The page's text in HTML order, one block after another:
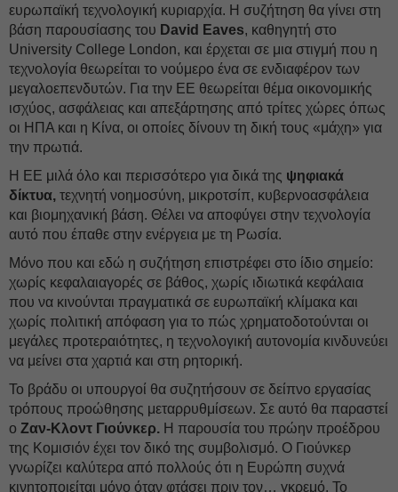
ευρωπαϊκή τεχνολογική κυριαρχία. Η συζήτηση θα γίνει στη
βάση παρουσίασης του David Eaves, καθηγητή στο
University College London, και έρχεται σε μια στιγμή που η
τεχνολογία θεωρείται το νούμερο ένα σε ενδιαφέρον των
μεγαλοεπενδυτών. Για την ΕΕ θεωρείται θέμα οικονομικής
ισχύος, ασφάλειας και απεξάρτησης από τρίτες χώρες όπως
οι ΗΠΑ και η Κίνα, οι οποίες δίνουν τη δική τους «μάχη» για
την πρωτιά.
Η ΕΕ μιλά όλο και περισσότερο για δικά της ψηφιακά
δίκτυα, τεχνητή νοημοσύνη, μικροτσίπ, κυβερνοασφάλεια
και βιομηχανική βάση. Θέλει να αποφύγει στην τεχνολογία
αυτό που έπαθε στην ενέργεια με τη Ρωσία.
Μόνο που και εδώ η συζήτηση επιστρέφει στο ίδιο σημείο:
χωρίς κεφαλαιαγορές σε βάθος, χωρίς ιδιωτικά κεφάλαια
που να κινούνται πραγματικά σε ευρωπαϊκή κλίμακα και
χωρίς πολιτική απόφαση για το πώς χρηματοδοτούνται οι
μεγάλες προτεραιότητες, η τεχνολογική αυτονομία κινδυνεύει
να μείνει στα χαρτιά και στη ρητορική.
Το βράδυ οι υπουργοί θα συζητήσουν σε δείπνο εργασίας
τρόπους προώθησης μεταρρυθμίσεων. Σε αυτό θα παραστεί
ο Ζαν-Κλοντ Γιούνκερ. Η παρουσία του πρώην προέδρου
της Κομισιόν έχει τον δικό της συμβολισμό. Ο Γιούνκερ
γνωρίζει καλύτερα από πολλούς ότι η Ευρώπη συχνά
κινητοποιείται μόνο όταν φτάσει πριν τον… γκρεμό. Το